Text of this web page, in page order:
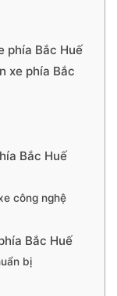
phía Bắc Huế
xe phía Bắc
Bắc Huế
công nghệ
Bắc Huế
bị